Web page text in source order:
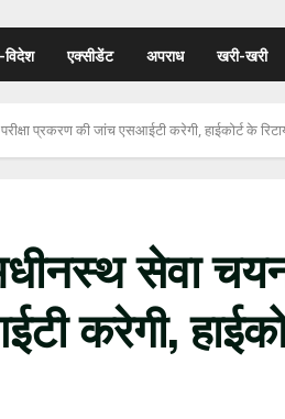
एक्सीडेंट अपराध खरी-खरी
प्रकरण की जांच एसआईटी करेगी, हाईकोर्ट के
सेवा चयन
करेगी,